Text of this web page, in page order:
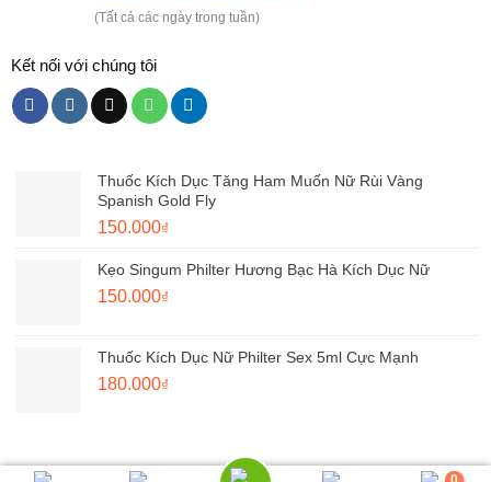
(Tất cả các ngày trong tuần)
Kết nối với chúng tôi
Thuốc Kích Dục Tăng Ham Muốn Nữ Rùi Vàng
Spanish Gold Fly
Giá
là:
180.000₫.
150.000₫
tại
Kẹo Singum Philter Hương Bạc Hà Kích Dục Nữ
Giá
220.000₫.
150.000₫
là:
Thuốc Kích Dục Nữ Philter Sex 5ml Cực Mạnh
Giá
180.000₫
180.000₫.